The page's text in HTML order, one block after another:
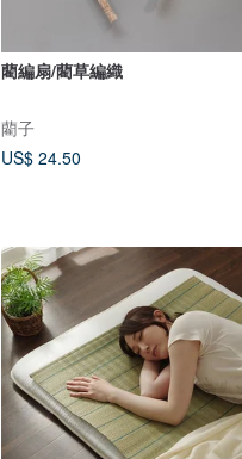
藺編扇/藺草編織
藺子
US$ 24.50